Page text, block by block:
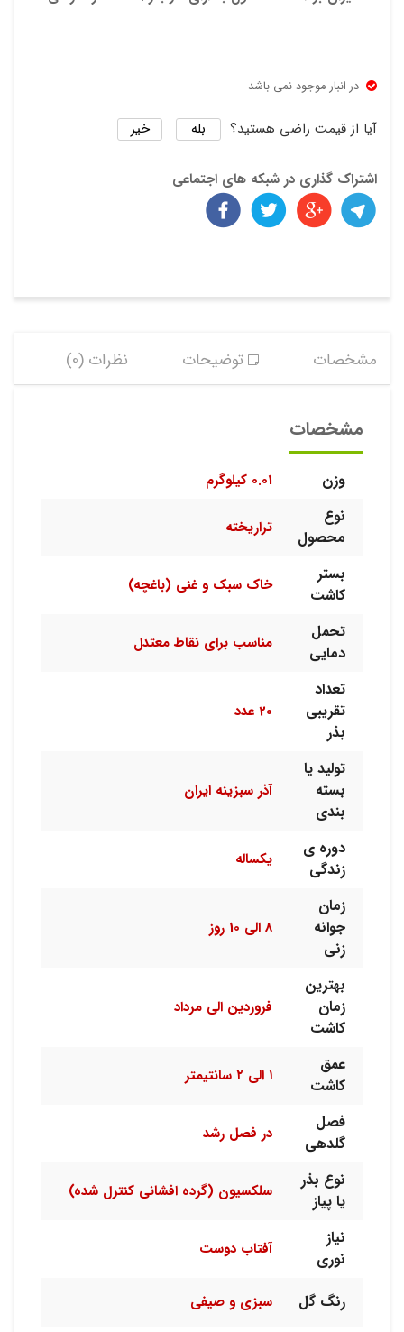
در انبار موجود نمی باشد
آیا از قیمت راضی هستید؟ بله خیر
اشتراک گذاری در شبکه های اجتماعی
مشخصات توضیحات نظرات (0)
مشخصات
وزن 0.01 کیلوگرم
نوع
محصول
تراریخته
بستر
کاشت
خاک سبک و غنی (باغچه)
تحمل
دمایی
مناسب برای نقاط معتدل
تعداد
تقریبی
بذر
20 عدد
تولید یا
بسته
بندی
آذر سبزینه ایران
دوره ی
زندگی
یکساله
زمان
جوانه
زنی
8 الی 10 روز
بهترین
زمان
کاشت
فروردین الی مرداد
عمق
کاشت
۱ الی ۲ سانتیمتر
فصل
گلدهی
در فصل رشد
نوع بذر
یا پیاز
سلکسیون (گرده افشانی کنترل شده)
نیاز
نوری
آفتاب دوست
رنگ گل سبزی و صیفی